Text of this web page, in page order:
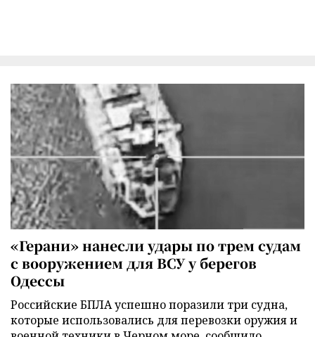
«Герани» нанесли удары по трем судам
с вооружением для ВСУ у берегов
Одессы
Российские БПЛА успешно поразили три судна,
которые использовались для перевозки оружия и